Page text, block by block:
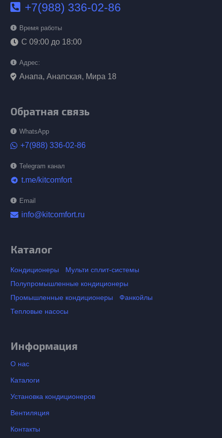
+7(988) 336-02-86
Время работы
С 09:00 до 18:00
Адрес:
Анапа, Анапская, Мира 18
Обратная связь
WhatsApp
+7(988) 336-02-86
Telegram канал
telegram t.me/kitcomfort
Email
info@kitcomfort.ru
Каталог
Кондиционеры
Мульти сплит-системы
Полупромышленные кондиционеры
Промышленные кондиционеры
Фанкойлы
Тепловые насосы
Информация
О нас
Каталоги
Установка кондиционеров
Вентиляция
Контакты